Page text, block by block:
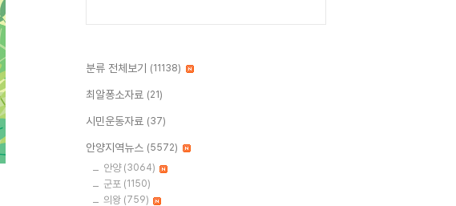
분류 전체보기 (11138)
최알퐁소자료 (21)
시민운동자료 (37)
안양지역뉴스 (5572)
안양 (3064)
군포 (1150)
의왕 (759)